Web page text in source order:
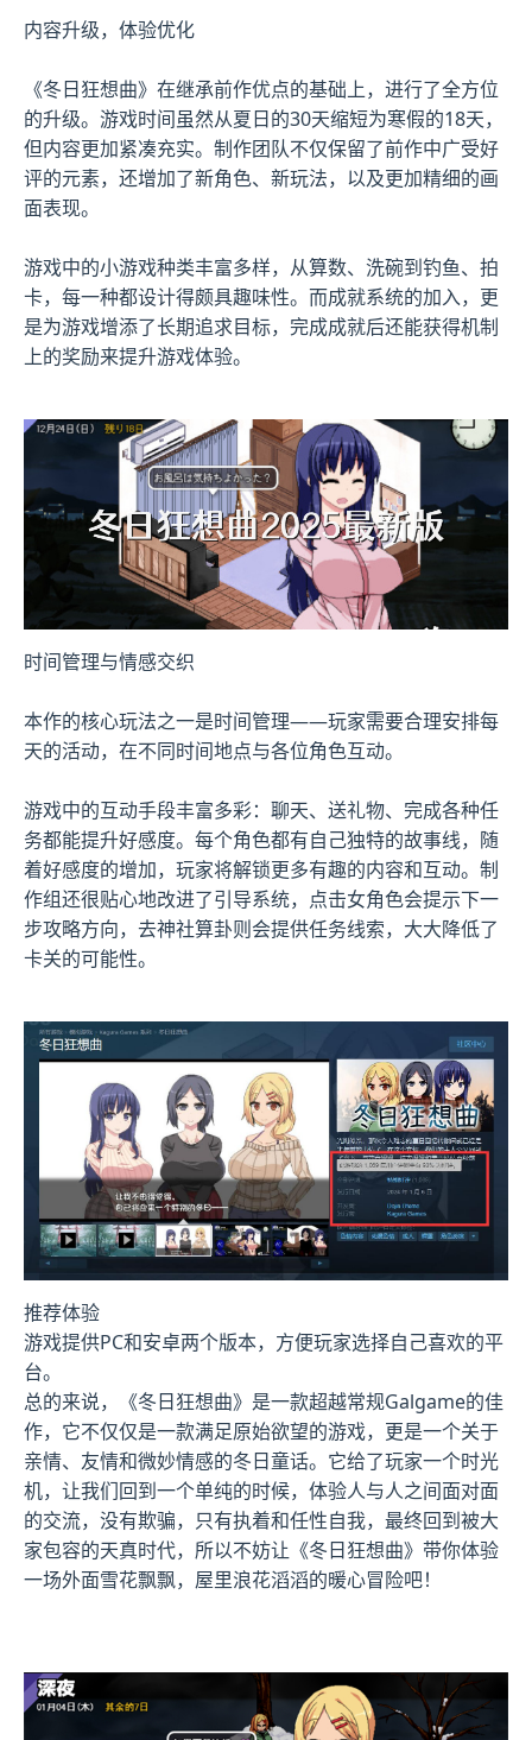
内容升级，体验优化
《冬日狂想曲》在继承前作优点的基础上，进行了全方位
的升级。游戏时间虽然从夏日的30天缩短为寒假的18天，
但内容更加紧凑充实。制作团队不仅保留了前作中广受好
评的元素，还增加了​​新角色、新玩法​​，以及更加精细的画
面表现。
游戏中的小游戏种类丰富多样，从算数、洗碗到钓鱼、拍
卡，每一种都设计得颇具趣味性。而​​成就系统的加入​​，更
是为游戏增添了长期追求目标，完成成就后还能获得机制
上的奖励来提升游戏体验。
时间管理与情感交织
本作的核心玩法之一是时间管理——玩家需要合理安排每
天的活动，在不同时间地点与各位角色互动。
游戏中的​​互动手段丰富多彩​​：聊天、送礼物、完成各种任
务都能提升好感度。每个角色都有自己独特的故事线，随
着好感度的增加，玩家将解锁更多有趣的内容和互动。制
作组还很贴心地改进了引导系统，点击女角色会提示下一
步攻略方向，去神社算卦则会提供任务线索，大大降低了
卡关的可能性。
推荐体验
游戏提供PC和安卓两个版本，方便玩家选择自己喜欢的平
台。
总的来说，《冬日狂想曲》是一款​​超越常规Galgame的佳
作​​，它不仅仅是一款满足原始欲望的游戏，更是一个关于
亲情、友情和微妙情感的冬日童话。它给了玩家一个时光
机，让我们回到一个单纯的时候，体验人与人之间面对面
的交流，没有欺骗，只有执着和任性自我，最终回到被大
家包容的天真时代，所以不妨让《冬日狂想曲》带你体验
一场​​外面雪花飘飘，屋里浪花滔滔​​的暖心冒险吧！